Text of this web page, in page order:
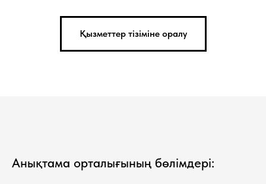
Қызметтер тізіміне оралу
Анықтама орталығының бөлімдері: